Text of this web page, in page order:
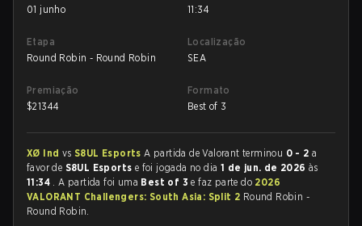
01 junho
11:34
Etapa
Round Robin - Round Robin
Localização
SEA
Premiação
$21344
Formato
Best of 3
XØ Ind vs S8UL EsportsA partida de Valorant terminou 0 - 2 a
favor de S8UL Esports e foi jogada no dia 1 de jun. de 2026às
11:34 . A partida foi uma Best of 3e faz parte do 2026
VALORANT Challengers: South Asia: Split 2 Round Robin -
Round Robin.